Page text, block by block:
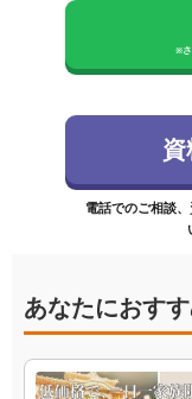
※
電話でのご相談
あなたにおす